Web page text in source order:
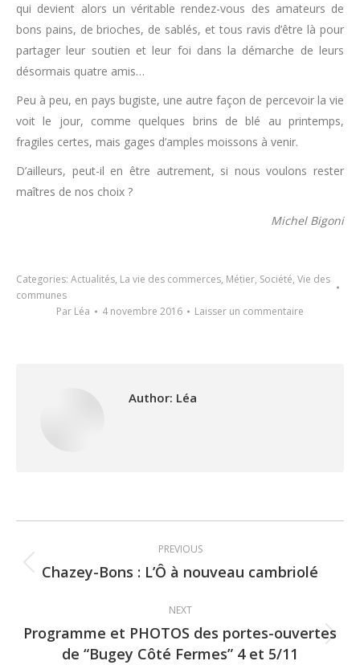
qui devient alors un véritable rendez-vous des amateurs de
bons pains, de brioches, de sablés, et tous ravis d’être là pour
partager leur soutien et leur foi dans la démarche de leurs
désormais quatre amis…
Peu à peu, en pays bugiste, une autre façon de percevoir la vie
voit le jour, comme quelques brins de blé au printemps,
fragiles certes, mais gages d’amples moissons à venir.
D’ailleurs, peut-il en être autrement, si nous voulons rester
maîtres de nos choix ?
Michel Bigoni
Categories: Actualités, La vie des commerces, Métier, Société, Vie des
communes
Par Léa 4 novembre 2016 Laisser un commentaire
Author: Léa
navigation
PREVIOUS
Previous
Chazey-Bons : L’Ô à nouveau cambriolé
NEXT
Next
Programme et PHOTOS des portes-ouvertes
de “Bugey Côté Fermes” 4 et 5/11